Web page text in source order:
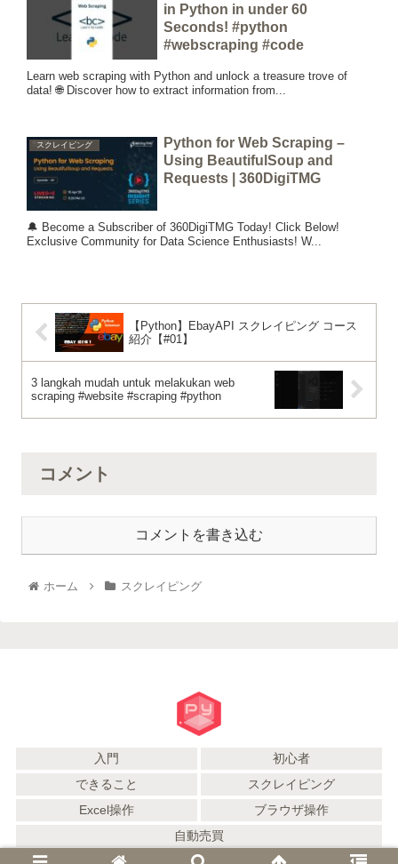
in Python in under 60
Seconds! #python
#webscraping #code
Learn web scraping with Python and unlock a treasure trove of
data! 🌐 Discover how to extract information from...
スクレイピング
Python for Web Scraping –
Using BeautifulSoup and
Requests | 360DigiTMG
🔔 Become a Subscriber of 360DigiTMG Today! Click Below!
Exclusive Community for Data Science Enthusiasts! W...
【Python】EbayAPI スクレイピング コース
紹介【#01】
3 langkah mudah untuk melakukan web
scraping #website #scraping #python
コメント
コメントを書き込む
ホーム スクレイピング
入門
初心者
できること
スクレイピング
Excel操作
ブラウザ操作
自動売買